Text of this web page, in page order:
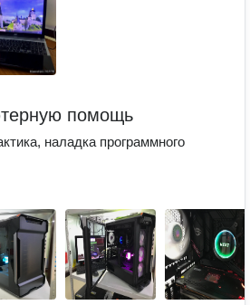
помощь
наладка программного